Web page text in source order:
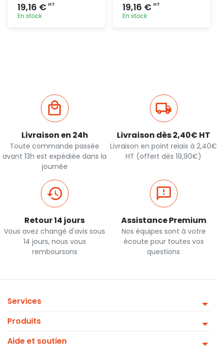
19,16 € HT
En stock
19,16 € HT
En stock
Livraison en 24h
Toute commande passée
avant 13h est expédiée dans la
journée
Livraison dès 2,40€ HT
Livraison en point relais à 2,40€
HT (offert dès 19,90€)
Retour 14 jours
Vous avez changé d'avis sous
14 jours, nous vous
remboursons
Assistance Premium
Nos équipes sont à votre
écoute pour toutes vos
questions
Services
Produits
Aide et soutien